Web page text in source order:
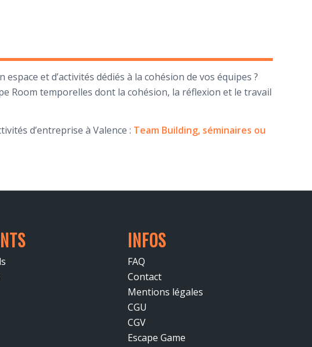
espace et d’activités dédiés à la cohésion de vos équipes ?
Room temporelles dont la cohésion, la réflexion et le travail
d’entreprise à Valence : Team Building, séminaires ou
INFOS
FAQ
Contact
Mentions légales
CGU
CGV
Escape Game